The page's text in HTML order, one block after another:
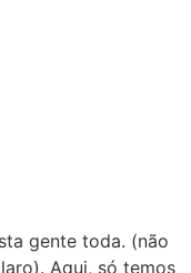
gente toda. (não
Aqui, só temos